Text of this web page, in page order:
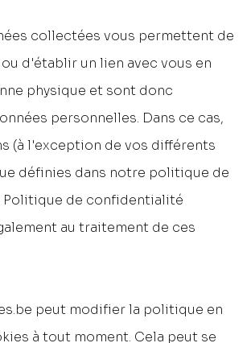
collectées vous permettent de
d'établir un lien avec vous en
physique et sont donc
personnelles. Dans ce cas,
(à l'exception de vos différents
définies dans notre politique de
Politique de confidentialité
au traitement de ces
peut modifier la politique en
à tout moment. Cela peut se